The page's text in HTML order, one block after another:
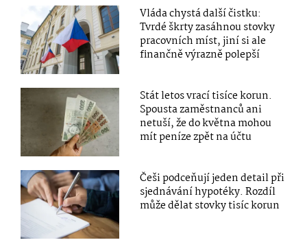
Vláda chystá další čistku:
Tvrdé škrty zasáhnou stovky
pracovních míst, jiní si ale
finančně výrazně polepší
Stát letos vrací tisíce korun.
Spousta zaměstnanců ani
netuší, že do května mohou
mít peníze zpět na účtu
Češi podceňují jeden detail při
sjednávání hypotéky. Rozdíl
může dělat stovky tisíc korun